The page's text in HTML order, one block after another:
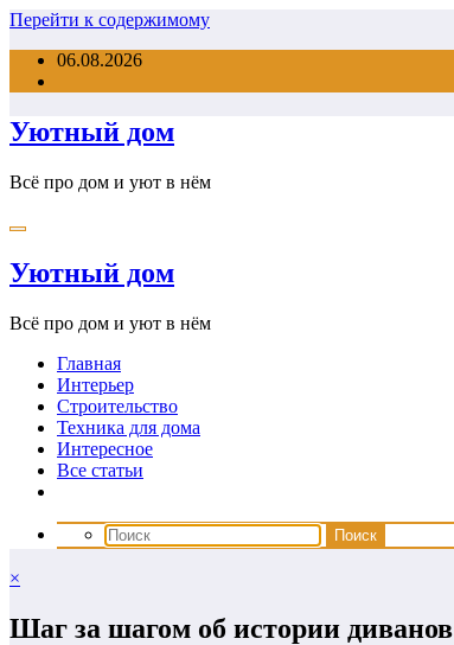
Перейти к содержимому
06.08.2026
Уютный дом
Всё про дом и уют в нём
Уютный дом
Всё про дом и уют в нём
Главная
Интерьер
Строительство
Техника для дома
Интересное
Все статьи
×
Шаг за шагом об истории диванов